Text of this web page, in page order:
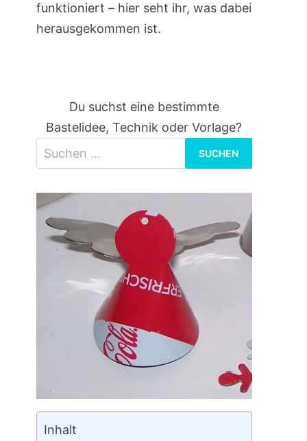
funktioniert – hier seht ihr, was dabei
herausgekommen ist.
Du suchst eine bestimmte
Bastelidee, Technik oder Vorlage?
nach:
Inhalt